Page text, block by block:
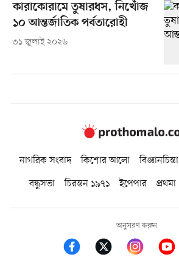
কারাকোরামে তুষারধস, নিখোঁজ
১০ আন্তর্জাতিক পর্বতারোহী
৩১ জুলাই ২০২৬
নাগরিক সংবাদ কিশোর আলো বিজ্ঞানচিন্তা
বন্ধুসভা
চিরন্তন ১৯৭১ ইপেপার প্রথমা
অনুসরণ করুন